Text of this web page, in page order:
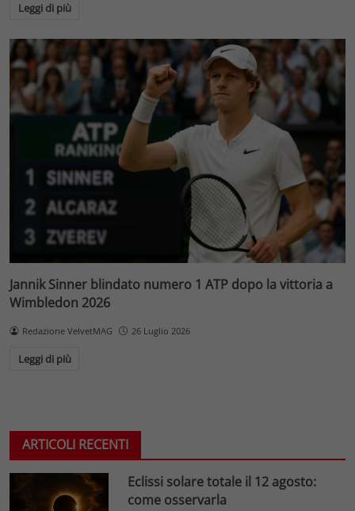
Leggi di più
Jannik Sinner blindato numero 1 ATP dopo la vittoria a
Wimbledon 2026
Redazione VelvetMAG 26 Luglio 2026
Leggi di più
ARTICOLI RECENTI
Eclissi solare totale il 12 agosto:
come osservarla